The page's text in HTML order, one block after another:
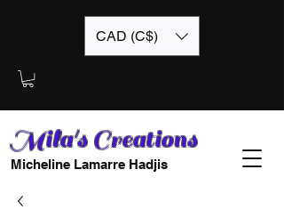
CAD (C$)
Mila's Creations
Micheline Lamarre Hadjis